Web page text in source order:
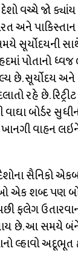
વચ્ચે જો ક્યાંય
અને પાકિસ્તાન
સૂર્યોદયની
પોતાનો
છે. સૂર્યોદય
રહે છે.
બોર્ડર
વાહન
સૈનિકો
એક શબ્દ પણ
ફલેગ
છે. આ સમયે
લ્હાવો અદૂભૂત